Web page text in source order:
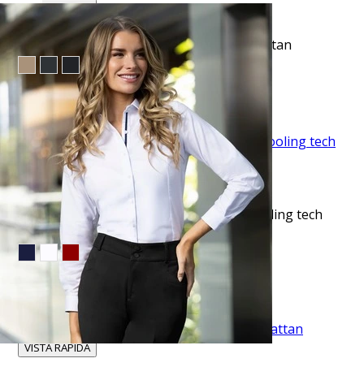
VISTA RAPIDA
Pantalón de vestir regular fit azul manhattan
$53.95
TU TERCERA PRENDA GRATIS
VISTA RAPIDA
Camisa sport lisa slim fit manga corta cooling tech
negra
TU TERCERA PRENDA GRATIS
VISTA RAPIDA